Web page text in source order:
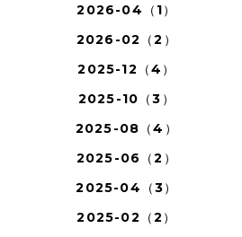
2026-04（1）
2026-02（2）
2025-12（4）
2025-10（3）
2025-08（4）
2025-06（2）
2025-04（3）
2025-02（2）